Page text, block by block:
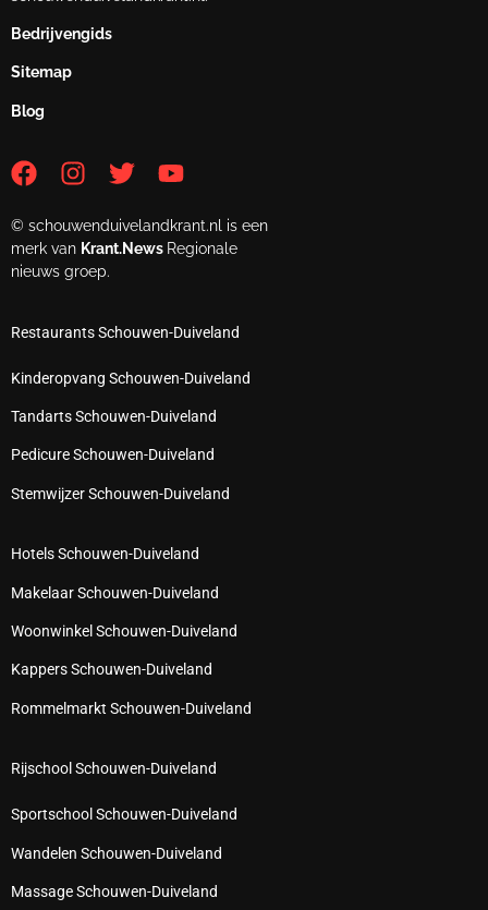
Bedrijvengids
Sitemap
Blog
© schouwenduivelandkrant.nl is een
merk van Krant.News Regionale
nieuws groep.
Restaurants Schouwen-Duiveland
Kinderopvang Schouwen-Duiveland
Tandarts Schouwen-Duiveland
Pedicure Schouwen-Duiveland
Stemwijzer Schouwen-Duiveland
Hotels Schouwen-Duiveland
Makelaar Schouwen-Duiveland
Woonwinkel Schouwen-Duiveland
Kappers Schouwen-Duiveland
Rommelmarkt Schouwen-Duiveland
Rijschool Schouwen-Duiveland
Sportschool Schouwen-Duiveland
Wandelen Schouwen-Duiveland
Massage Schouwen-Duiveland